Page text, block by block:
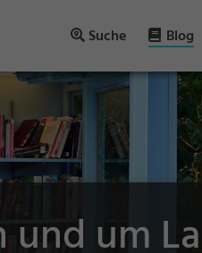
Suche Blog
und um